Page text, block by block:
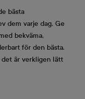
bästa
dem varje dag. Ge
bekväma,
för den bästa.
är verkligen lätt